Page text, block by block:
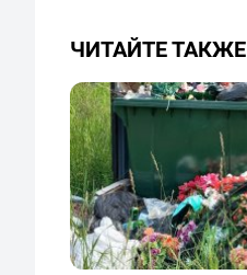
ЧИТАЙТЕ ТАКЖЕ